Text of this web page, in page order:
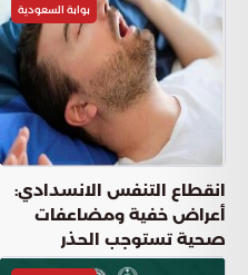
بوابة السعودية
انقطاع التنفس الانسدادي:
أعراض خفية ومضاعفات
صحية تستوجب الحذر